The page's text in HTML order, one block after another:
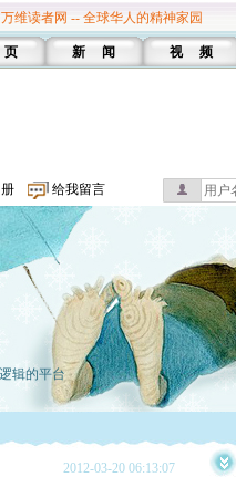
万维读者网 -- 全球华人的精神家园
新 闻 视 频
给我留言
辑的平台
2012-03-20 06:13:07